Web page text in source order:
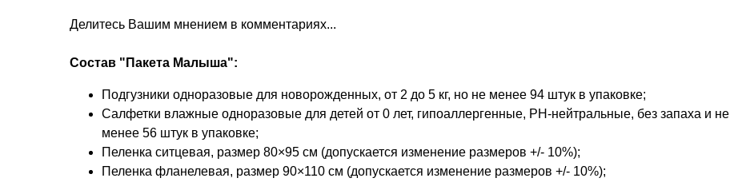
Делитесь Вашим мнением в комментариях...
Состав "Пакета Малыша":
Подгузники одноразовые для новорожденных, от 2 до 5 кг, но не менее 94 штук в упаковке;
Салфетки влажные одноразовые для детей от 0 лет, гипоаллергенные, PH-нейтральные, без запаха и не
менее 56 штук в упаковке;
Пеленка ситцевая, размер 80×95 см (допускается изменение размеров +/- 10%);
Пеленка фланелевая, размер 90×110 см (допускается изменение размеров +/- 10%);